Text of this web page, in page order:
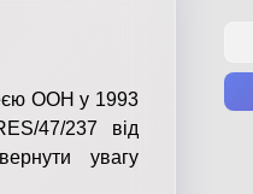
ООН у 1993
47/237 від
увагу